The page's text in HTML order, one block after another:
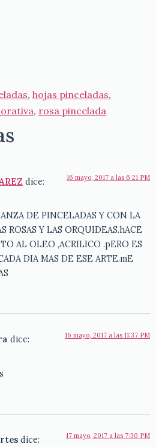
, hojas pinceladas,
, rosa pincelada
dice: 16 mayo, 2017 a las 6:21 PM
DE PINCELADAS Y CON LA
ROSAS Y LAS ORQUIDEAS.hACE
AL OLEO ,ACRILICO .pERO ES
DIA MAS DE ESE ARTE.mE
dice: 16 mayo, 2017 a las 11:37 PM
dice: 17 mayo, 2017 a las 7:30 PM